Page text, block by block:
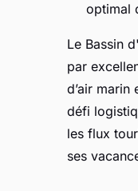
optimal
Le Bassin
par
d’air
défi
les flux
ses